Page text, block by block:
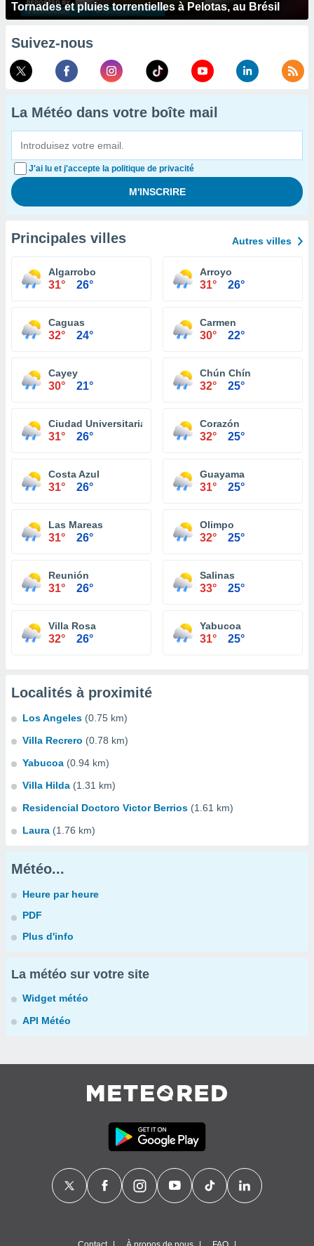
Tornades et pluies torrentielles à Pelotas, au Brésil
Suivez-nous
La Météo dans votre boîte mail
J'ai lu et j'accepte la politique de privacité
Principales villes Autres villes
Algarrobo
31° 26°
Arroyo
31° 26°
Caguas
32° 24°
Carmen
30° 22°
Cayey
30° 21°
Chún Chín
32° 25°
Ciudad Universitaria
31° 26°
Corazón
32° 25°
Costa Azul
31° 26°
Guayama
31° 25°
Las Mareas
31° 26°
Olimpo
32° 25°
Reunión
31° 26°
Salinas
33° 25°
Villa Rosa
32° 26°
Yabucoa
31° 25°
Localités à proximité
Los Angeles (0.75 km)
Villa Recrero (0.78 km)
Yabucoa (0.94 km)
Villa Hilda (1.31 km)
Residencial Doctoro Victor Berrios (1.61 km)
Laura (1.76 km)
Météo...
Heure par heure
PDF
Plus d'info
La météo sur votre site
Widget météo
API Météo